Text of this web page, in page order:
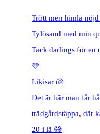
Trött men himla
Tylösand med min
Tack darlings för en
🩵
Likisar 🐚
Det är här man får
trädgårdstäppa, där
20 i lä 😅